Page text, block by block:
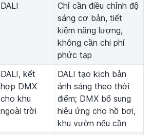
DALI
Chỉ cần điều chỉnh độ
sáng cơ bản, tiết
kiệm năng lượng,
không cần chi phí
phức tạp
DALI, kết
hợp DMX
cho khu
ngoài trời
DALI tạo kịch bản
ánh sáng theo thời
điểm; DMX bổ sung
hiệu ứng cho hồ bơi,
khu vườn nếu cần